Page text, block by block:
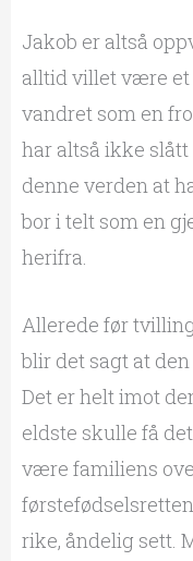
Jakob er altså
alltid villet være et
vandret som en
har altså ikke
denne verden at
bor i telt som en
herifra.
Allerede før
blir det sagt at
Det er helt imot
eldste skulle få
være familiens
rike, åndelig sett.